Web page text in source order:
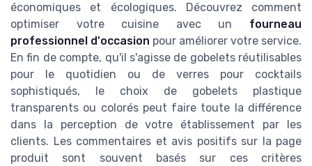
économiques et écologiques. Découvrez comment
optimiser votre cuisine avec un fourneau
professionnel d'occasion pour améliorer votre service.
En fin de compte, qu'il s'agisse de gobelets réutilisables
pour le quotidien ou de verres pour cocktails
sophistiqués, le choix de gobelets plastique
transparents ou colorés peut faire toute la différence
dans la perception de votre établissement par les
clients. Les commentaires et avis positifs sur la page
produit sont souvent basés sur ces critères